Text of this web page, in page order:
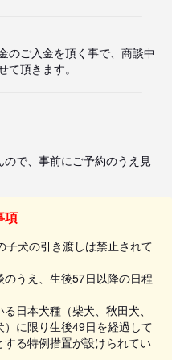
のご入金を頂く事で、商談中
て頂きます。
で、事前にご予約のうえ見
項
犬の引き渡しは禁止されて
うえ、生後57日以降の日程
日本犬種（柴犬、秋田犬、
に限り生後49日を経過して
る特例措置が設けられてい